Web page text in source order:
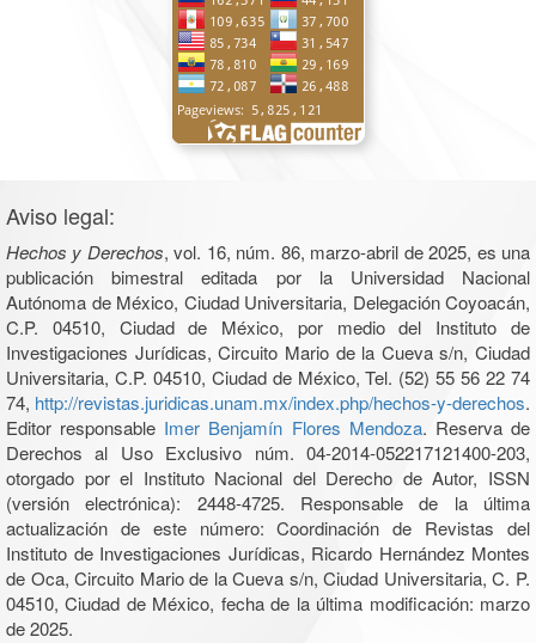
Aviso legal:
Hechos y Derechos, vol. 16, núm. 86, marzo-abril de 2025, es una
publicación bimestral editada por la Universidad Nacional
Autónoma de México, Ciudad Universitaria, Delegación Coyoacán,
C.P. 04510, Ciudad de México, por medio del Instituto de
Investigaciones Jurídicas, Circuito Mario de la Cueva s/n, Ciudad
Universitaria, C.P. 04510, Ciudad de México, Tel. (52) 55 56 22 74
74, http://revistas.juridicas.unam.mx/index.php/hechos-y-derechos.
Editor responsable Imer Benjamín Flores Mendoza. Reserva de
Derechos al Uso Exclusivo núm. 04-2014-052217121400-203,
otorgado por el Instituto Nacional del Derecho de Autor, ISSN
(versión electrónica): 2448-4725. Responsable de la última
actualización de este número: Coordinación de Revistas del
Instituto de Investigaciones Jurídicas, Ricardo Hernández Montes
de Oca, Circuito Mario de la Cueva s/n, Ciudad Universitaria, C. P.
04510, Ciudad de México, fecha de la última modificación: marzo
de 2025.